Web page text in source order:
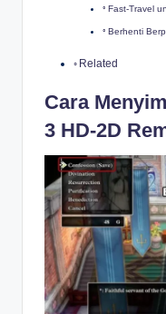
Fast-Travel
Berhenti
Related
Cara
3 HD-2D